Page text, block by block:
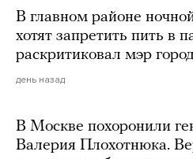
В главном районе
хотят запретить пить в
раскритиковал мэр
день назад
В Москве похоронили
Валерия Плохотнюка.